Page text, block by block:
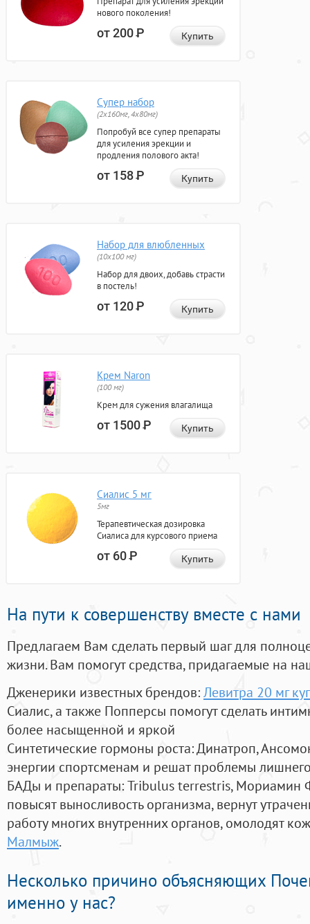
нового поколения!
от 200Р Купить
Супер набор
(2х160мг, 4х80мг)
Попробуй все супер препараты
для усиления эрекции и
продления полового акта!
от 158Р Купить
Набор для влюбленных
(10х100 мг)
Набор для двоих, добавь страсти
в постель!
от 120Р Купить
Крем Naron
(100 мг)
Крем для сужения влагалища
от 1500Р Купить
Сиалис 5 мг
5мг
Терапевтическая дозировка
Сиалиса для курсового приема
от 60Р Купить
На пути к совершенству вместе с нами
Предлагаем Вам сделать первый шаг для
жизни. Вам помогут средства, придагаемые на
Дженерики известных брендов:Левитра 20 мг
Сиалис, а также Попперсы помогут сделать
более насыщенной и яркой
Синтетические гормоны роста: Динатроп,
энергии спортсменам и решат проблемы
БАДы и препараты:Tribulus terrestris, Мориамин
повысят выносливость организма, вернут
работу многих внутренних органов, омолодят
Малмыж.
Несколько причино объясняющих
именно у нас?